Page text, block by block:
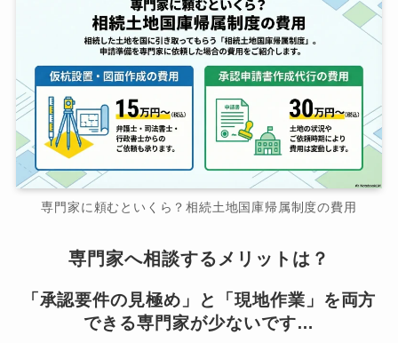
専門家に頼むといくら？相続土地国庫帰属制度の費用
専門家へ相談するメリットは？
「承認要件の見極め」と「現地作業」を両方
できる専門家が少ないです…